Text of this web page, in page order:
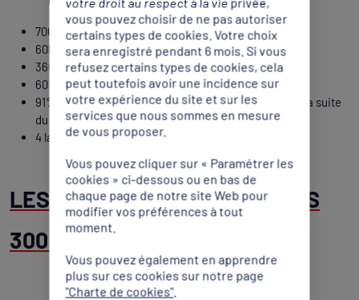
700 candidatures reçues
60h de modules e-learning
360 heures de classes virtuelles
60 heures d’ateliers de co-développement
91% des lauréates souhaitent s’engager davantage à la suite
du programme
4 lauréates du programme Présidentes de Fédération
LES LAUREATES DU CLUB DES
300 :
vous pouvez choisir de ne pas autoriser
certains types de cookies. Votre choix
sera enregistré pendant 6 mois. Si vous
refusez certains types de cookies, cela
peut toutefois avoir une incidence sur
votre expérience du site et sur les
services que nous sommes en mesure
de vous proposer.
Vous pouvez cliquer sur « Paramétrer les
cookies » ci-dessous ou en bas de
chaque page de notre site Web pour
modifier vos préférences à tout
moment.
Vous pouvez également en apprendre
plus sur ces cookies sur notre page
"Charte de cookies".